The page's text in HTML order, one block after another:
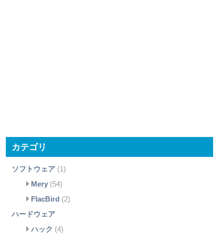
カテゴリ
ソフトウェア(1)
Mery(54)
FlacBird (2)
ハードウェア
ハック (4)